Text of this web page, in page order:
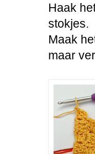
Haak
stokjes.
Maak
maar